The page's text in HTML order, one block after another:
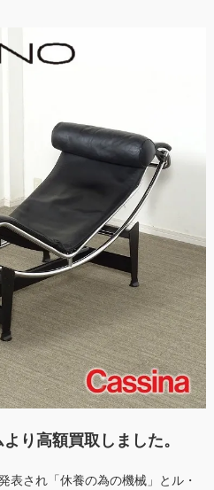
り高額買取しました。
表され「休養の為の機械」とル・